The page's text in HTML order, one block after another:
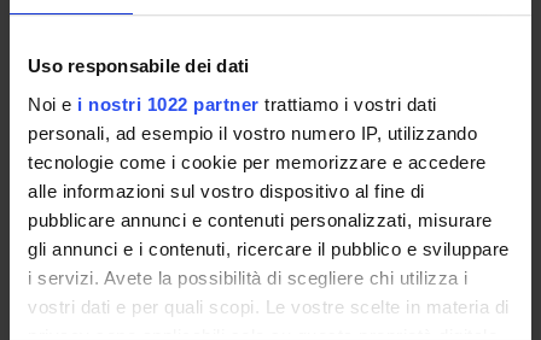
Uso responsabile dei dati
Noi e i nostri 1022 partner trattiamo i vostri dati
personali, ad esempio il vostro numero IP, utilizzando
tecnologie come i cookie per memorizzare e accedere
alle informazioni sul vostro dispositivo al fine di
pubblicare annunci e contenuti personalizzati, misurare
gli annunci e i contenuti, ricercare il pubblico e sviluppare
i servizi. Avete la possibilità di scegliere chi utilizza i
vostri dati e per quali scopi. Le vostre scelte in materia di
privacy sono applicabili solo su questa proprietà digitale
SUPERIORE
Contatti
Persone
Luoghi
Calendario